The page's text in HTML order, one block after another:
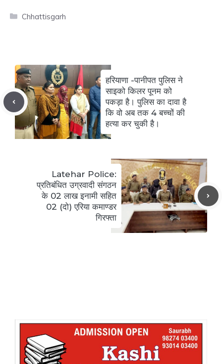
Categories
Chhattisgarh
हरियाणा -पानीपत पुलिस ने
साइको किलर पूनम को
पकड़ा है। पुलिस का दावा है
कि वो अब तक 4 बच्चों की
हत्या कर चुकी है।
Latehar Police:
प्रतिबंधित उग्रवादी संगठन
के 02 लाख इनामी सहित
02 (दो) एरिया कमाण्डर
गिरफ्ता